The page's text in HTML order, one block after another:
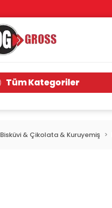
Tüm Kategoriler
Bisküvi & Çikolata & Kuruyemiş